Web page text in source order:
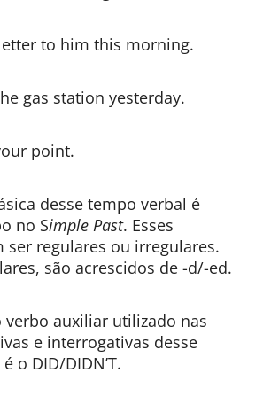
to him this morning.
gas station yesterday.
point.
desse tempo verbal é
no Simple Past. Esses
ser regulares ou irregulares.
são acrescidos de -d/-ed.
verbo auxiliar utilizado nas
e interrogativas desse
o DID/DIDN’T.